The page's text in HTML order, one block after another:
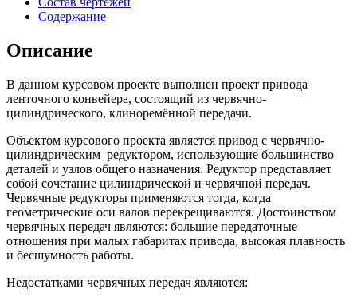
Содержание
Описание
В данном курсовом проекте выполнен проект привода
ленточного конвейера, состоящий из червячно-
цилиндрического, клиноремённой передачи.
Объектом курсового проекта является привод с червячно-
цилиндрическим редуктором, использующие большинство
деталей и узлов общего назначения. Редуктор представляет
собой сочетание цилиндрической и червячной передач.
Червячные редукторы применяются тогда, когда
геометрические оси валов перекрещиваются. Достоинством
червячных передач являются: большие передаточные
отношения при малых габаритах привода, высокая плавность
и бесшумность работы.
Недостатками червячных передач являются: